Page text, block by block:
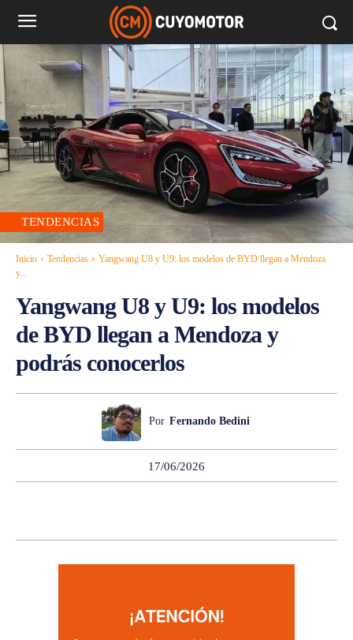
TENDENCIAS
Inicio Tendencias
Yangwang U8 y U9: los modelos de BYD llegan a Mendoza
y...
Yangwang U8 y U9: los modelos
de BYD llegan a Mendoza y
podrás conocerlos
Por Fernando Bedini
17/06/2026